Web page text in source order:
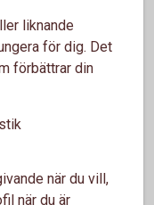
din
liknande
för dig. Det
förbättrar din
när du vill,
när du är